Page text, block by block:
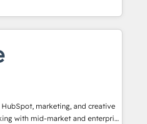
sync data across... 🔄 any
with Advanced Website and
our in-house "HubScrub" Tool.
evolution of They Ask, You
only HubSpot partner built
and training. That means
internal team you need to
close deals faster, and grow
You’ll learn how to: •
organize your HubSpot portal •
fully using HubSpot • Track
across the entire buyer journey
marketing, and creative
with mid-market and enterprise